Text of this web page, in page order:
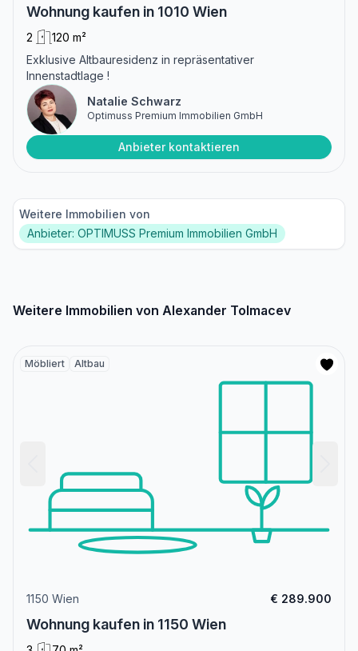
Wohnung kaufen in 1010 Wien
2
120 m²
Exklusive Altbauresidenz in repräsentativer
Innenstadtlage !
Natalie Schwarz
Optimuss Premium Immobilien GmbH
Anbieter kontaktieren
Weitere Immobilien von
Anbieter: OPTIMUSS Premium Immobilien GmbH
Weitere Immobilien von Alexander Tolmacev
Möbliert Altbau
1150 Wien € 289.900
Wohnung kaufen in 1150 Wien